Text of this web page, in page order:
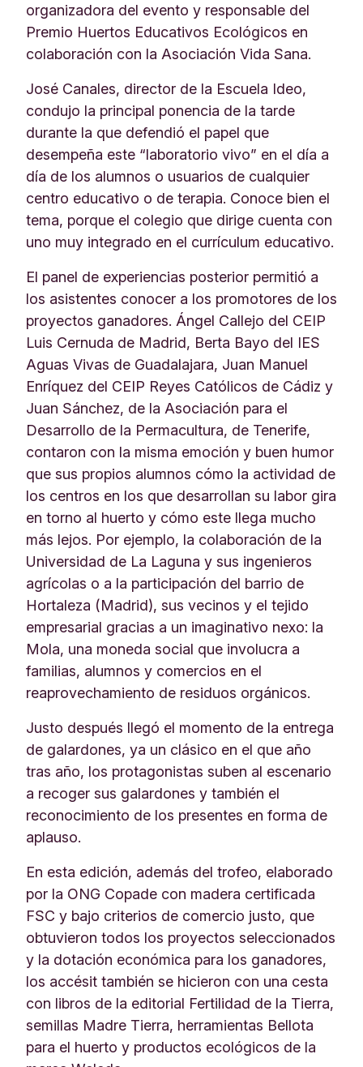
organizadora del evento y responsable del
Premio Huertos Educativos Ecológicos en
colaboración con la Asociación Vida Sana.
José Canales, director de la Escuela Ideo,
condujo la principal ponencia de la tarde
durante la que defendió el papel que
desempeña este “laboratorio vivo” en el día a
día de los alumnos o usuarios de cualquier
centro educativo o de terapia. Conoce bien el
tema, porque el colegio que dirige cuenta con
uno muy integrado en el currículum educativo.
El panel de experiencias posterior permitió a
los asistentes conocer a los promotores de los
proyectos ganadores. Ángel Callejo del CEIP
Luis Cernuda de Madrid, Berta Bayo del IES
Aguas Vivas de Guadalajara, Juan Manuel
Enríquez del CEIP Reyes Católicos de Cádiz y
Juan Sánchez, de la Asociación para el
Desarrollo de la Permacultura, de Tenerife,
contaron con la misma emoción y buen humor
que sus propios alumnos cómo la actividad de
los centros en los que desarrollan su labor gira
en torno al huerto y cómo este llega mucho
más lejos. Por ejemplo, la colaboración de la
Universidad de La Laguna y sus ingenieros
agrícolas o a la participación del barrio de
Hortaleza (Madrid), sus vecinos y el tejido
empresarial gracias a un imaginativo nexo: la
Mola, una moneda social que involucra a
familias, alumnos y comercios en el
reaprovechamiento de residuos orgánicos.
Justo después llegó el momento de la entrega
de galardones, ya un clásico en el que año
tras año, los protagonistas suben al escenario
a recoger sus galardones y también el
reconocimiento de los presentes en forma de
aplauso.
En esta edición, además del trofeo, elaborado
por la ONG Copade con madera certificada
FSC y bajo criterios de comercio justo, que
obtuvieron todos los proyectos seleccionados
y la dotación económica para los ganadores,
los accésit también se hicieron con una cesta
con libros de la editorial Fertilidad de la Tierra,
semillas Madre Tierra, herramientas Bellota
para el huerto y productos ecológicos de la